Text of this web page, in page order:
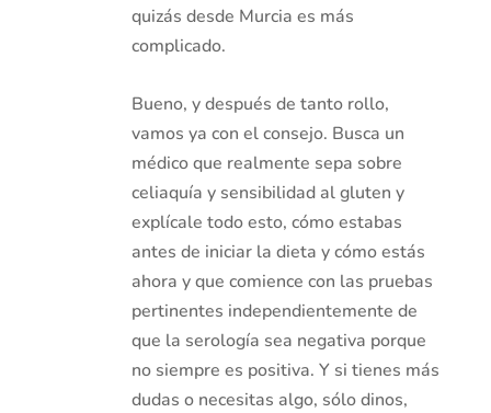
quizás desde Murcia es más
complicado.
Bueno, y después de tanto rollo,
vamos ya con el consejo. Busca un
médico que realmente sepa sobre
celiaquía y sensibilidad al gluten y
explícale todo esto, cómo estabas
antes de iniciar la dieta y cómo estás
ahora y que comience con las pruebas
pertinentes independientemente de
que la serología sea negativa porque
no siempre es positiva. Y si tienes más
dudas o necesitas algo, sólo dinos,